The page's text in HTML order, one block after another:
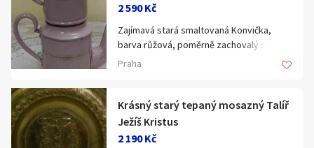
2 590 Kč
Zajímavá stará smaltovaná Konvička,
barva růžová, poměrně zachovalý stav -
Značeno.
(1002625)
Praha
Krásný starý tepaný mosazný Talíř
Ježíš Kristus
2 190 Kč
Zobrazit všechny regiony
Stáří inzerátuSouhlasím s personalizací nabídek, zasíláním
marketingových materiálů a upozornění.